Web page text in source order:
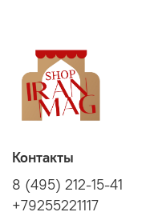
Контакты
8 (495) 212-15-41
+79255221117